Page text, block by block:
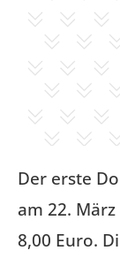
Der erste
am 22.
8,00 Euro.